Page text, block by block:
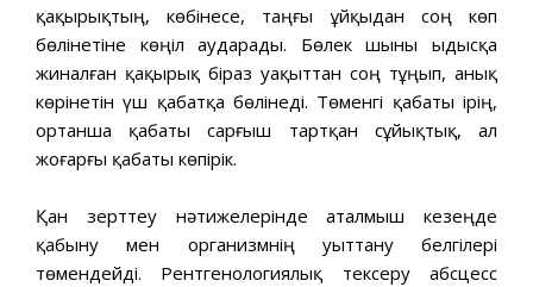
қақырықтың, көбінесе, таңғы ұйқыдан соң көп
бөлінетіне көңіл аударады. Бөлек шыны ыдысқа
жиналған қақырық біраз уақыттан соң тұңып, анық
көрінетін үш қабатқа бөлінеді. Төменгі қабаты ірің,
ортанша қабаты сарғыш тартқан сұйықтық, ал
жоғарғы қабаты көпірік.
Қан зерттеу нәтижелерінде аталмыш кезеңде
қабыну мен организмнің уыттану белгілері
төмендейді. Рентгенологиялық тексеру абсцесс